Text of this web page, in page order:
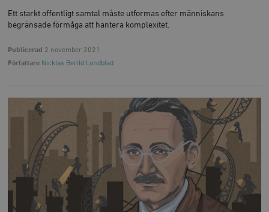
Ett starkt offentligt samtal måste utformas efter människans
begränsade förmåga att hantera komplexitet.
Publicerad 2 november 2021
Författare Nicklas Berild Lundblad